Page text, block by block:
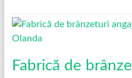
Fabrică de